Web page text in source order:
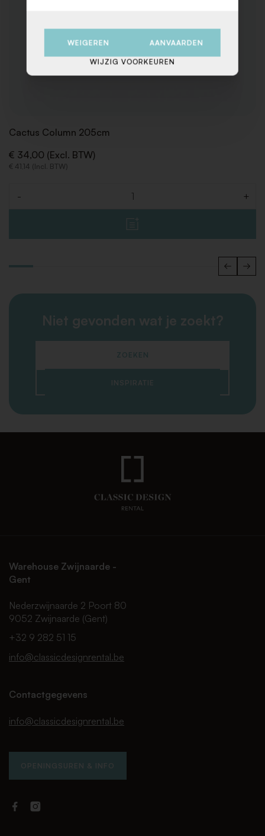
Cactus Column 205cm
€ 34,00 (Excl. BTW)
€ 41,14 (Incl. BTW)
- +
Niet gevonden wat je zoekt?
ZOEKEN
INSPIRATIE
Warehouse Zwijnaarde -
Gent
Nederzwijnaarde 2 Poort 80
9052 Zwijnaarde (Gent)
+32 9 282 51 15
info@classicdesignrental.be
Contactgegevens
info@classicdesignrental.be
OPENINGSUREN & INFO
FacebookInstagram
WEIGEREN AANVAARDEN
WIJZIG VOORKEUREN